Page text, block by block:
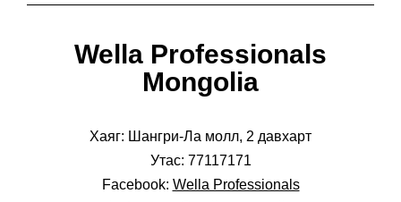
Wella Professionals
Mongolia
Хаяг: Шангри-Ла молл, 2 давхарт
Утас: 77117171
Facebook: Wella Professionals